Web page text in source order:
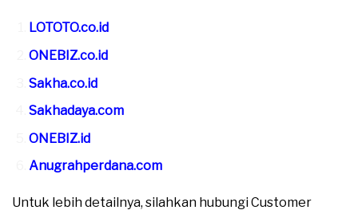
LOTOTO.co.id
ONEBIZ.co.id
Sakha.co.id
Sakhadaya.com
ONEBIZ.id
Anugrahperdana.com
Untuk lebih detailnya, silahkan hubungi Customer